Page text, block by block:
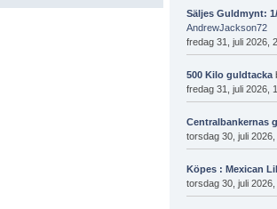
Säljes Guldmynt:
AndrewJackson72
fredag 31, juli 2026,
500 Kilo guldtacka
fredag 31, juli 2026,
Centralbankernas
torsdag 30, juli
Köpes : Mexican
torsdag 30, juli